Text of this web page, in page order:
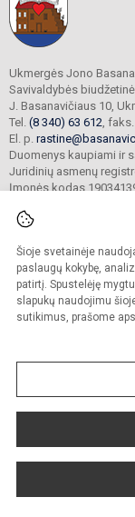
Šioje svetainėje
paslaugų kokybę,
patirtį. Spustelėję
slapukų naudojimu
sutikimus, prašome
Ukmergės Jono
Savivaldybės
J. Basanavičiaus 10,
Tel. (8 340) 63 612,
El. p.
Duomenys kaupiami ir
Juridinių asmenų
Įmonės kodas
© 2023. Ukmergės
Kopijuoti turinį be
Sumanus būdas